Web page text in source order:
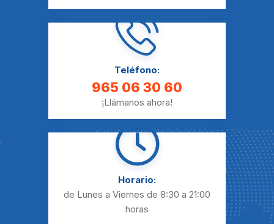
Teléfono:
965 06 30 60
¡Llámanos ahora!
Horario:
de Lunes a Viernes de 8:30 a 21:00
horas